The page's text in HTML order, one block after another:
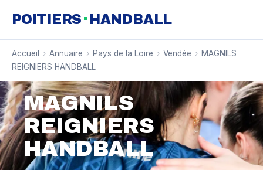
POITIERS · HANDBALL
Accueil › Annuaire › Pays de la Loire › Vendée › MAGNILS
REIGNIERS HANDBALL
MAGNILS
REIGNIERS
HANDBALL